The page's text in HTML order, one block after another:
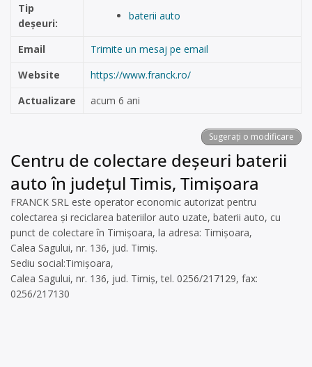
Tip
deșeuri:
baterii auto
Email
Trimite un mesaj pe email
Website
https://www.franck.ro/
Actualizare
acum 6 ani
Sugerați o modificare
Centru de colectare deșeuri baterii
auto în județul Timis, Timișoara
FRANCK SRL este operator economic autorizat pentru
colectarea și reciclarea bateriilor auto uzate, baterii auto, cu
punct de colectare în Timișoara, la adresa: Timișoara,
Calea Sagului, nr. 136, jud. Timiș.
Sediu social:Timișoara,
Calea Sagului, nr. 136, jud. Timiș, tel. 0256/217129, fax:
0256/217130